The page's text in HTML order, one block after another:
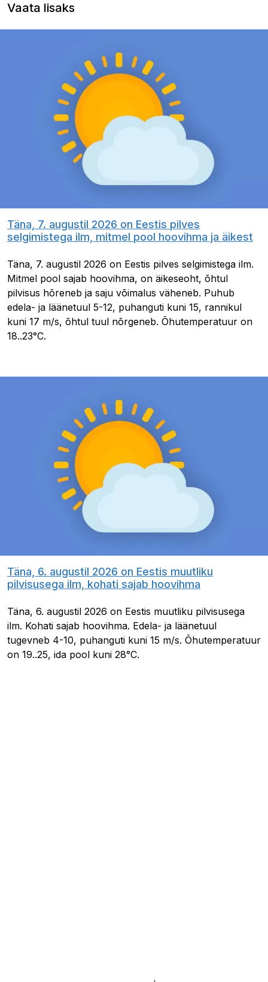
Vaata lisaks
Täna, 7. augustil 2026 on Eestis pilves
selgimistega ilm, mitmel pool hoovihma ja äikest
Täna, 7. augustil 2026 on Eestis pilves selgimistega ilm.
Mitmel pool sajab hoovihma, on äikeseoht, õhtul
pilvisus hõreneb ja saju võimalus väheneb. Puhub
edela- ja läänetuul 5-12, puhanguti kuni 15, rannikul
kuni 17 m/s, õhtul tuul nõrgeneb. Õhutemperatuur on
18..23°C.
Täna, 6. augustil 2026 on Eestis muutliku
pilvisusega ilm, kohati sajab hoovihma
Täna, 6. augustil 2026 on Eestis muutliku pilvisusega
ilm. Kohati sajab hoovihma. Edela- ja läänetuul
tugevneb 4-10, puhanguti kuni 15 m/s. Õhutemperatuur
on 19..25, ida pool kuni 28°C.